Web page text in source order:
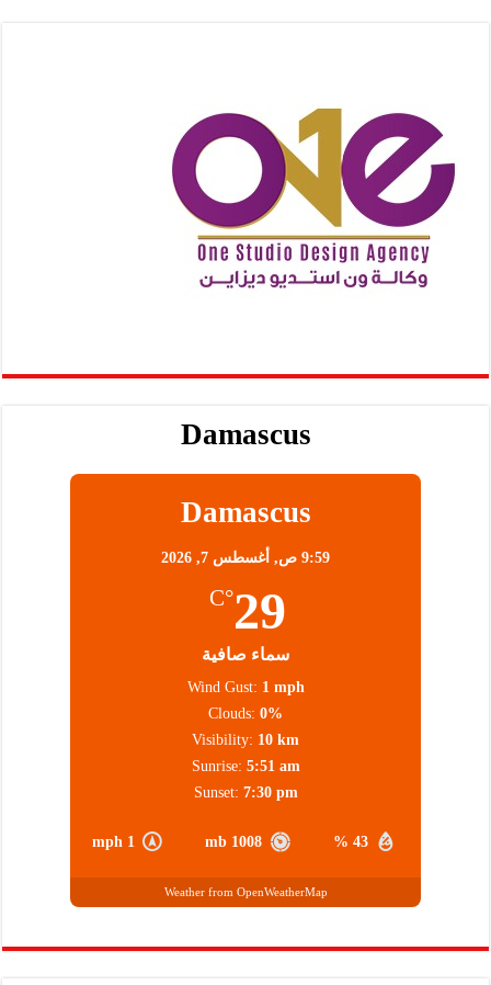
Damascus
Damascus
9:59 ص, أغسطس 7, 2026
29
°C
سماء صافية
43 %
1008 mb
1 mph
Wind Gust: 1 mph
Clouds: 0%
Visibility: 10 km
Sunrise: 5:51 am
Sunset: 7:30 pm
Weather from OpenWeatherMap